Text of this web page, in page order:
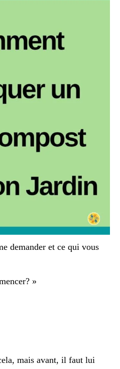
demander et ce qui vous
»
mais avant, il faut lui